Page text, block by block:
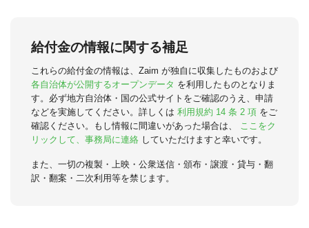
給付金の情報に関する補足
これらの給付金の情報は、Zaim が独自に収集したものおよび
各自治体が公開するオープンデータ を利用したものとなりま
す。必ず地方自治体・国の公式サイトをご確認のうえ、申請
などを実施してください。詳しくは 利用規約 14 条 2 項 をご
確認ください。もし情報に間違いがあった場合は、
ここをク
リックして、事務局に連絡 していただけますと幸いです。
また、一切の複製・上映・公衆送信・頒布・譲渡・貸与・翻
訳・翻案・二次利用等を禁じます。